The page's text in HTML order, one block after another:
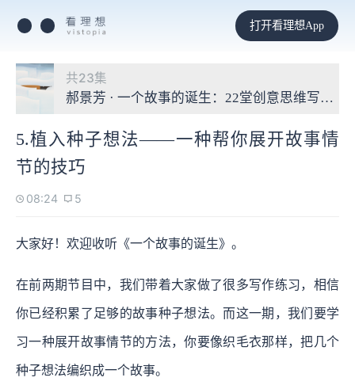
打开看理想App
共23集
郝景芳 · 一个故事的诞生：22堂创意思维写作课
5.植入种子想法——一种帮你展开故事情
节的技巧
08:24 5
大家好！欢迎收听《一个故事的诞生》。
在前两期节目中，我们带着大家做了很多写作练习，相信
你已经积累了足够的故事种子想法。而这一期，我们要学
习一种展开故事情节的方法，你要像织毛衣那样，把几个
种子想法编织成一个故事。